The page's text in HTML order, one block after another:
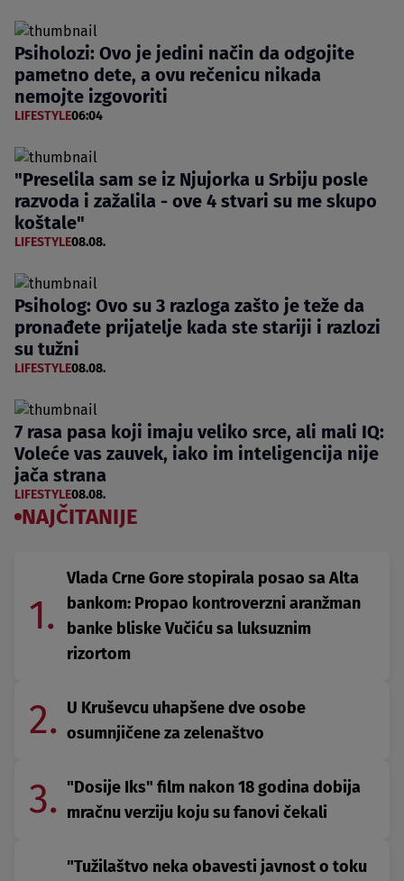
Psiholozi: Ovo je jedini način da odgojite
pametno dete, a ovu rečenicu nikada
nemojte izgovoriti
LIFESTYLE06:04
"Preselila sam se iz Njujorka u Srbiju posle
razvoda i zažalila - ove 4 stvari su me skupo
koštale"
LIFESTYLE08.08.
Psiholog: Ovo su 3 razloga zašto je teže da
pronađete prijatelje kada ste stariji i razlozi
su tužni
LIFESTYLE08.08.
7 rasa pasa koji imaju veliko srce, ali mali IQ:
Voleće vas zauvek, iako im inteligencija nije
jača strana
LIFESTYLE08.08.
NAJČITANIJE
1.
Vlada Crne Gore stopirala posao sa Alta
bankom: Propao kontroverzni aranžman
banke bliske Vučiću sa luksuznim
rizortom
2. U Kruševcu uhapšene dve osobe
osumnjičene za zelenaštvo
3. "Dosije Iks" film nakon 18 godina dobija
mračnu verziju koju su fanovi čekali
"Tužilaštvo neka obavesti javnost o toku